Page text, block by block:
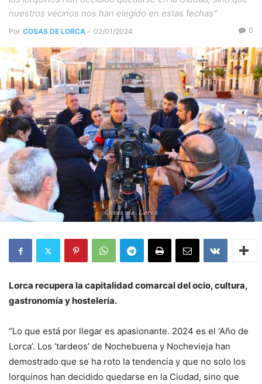
nuestros vecinos nos han elegido en estas fechas”
Por COSAS DE LORCA - 02/01/2024 0
Lorca recupera la capitalidad comarcal del ocio, cultura,
gastronomía y hostelería.
“Lo que está por llegar es apasionante. 2024 es el ‘Año de
Lorca’. Los ‘tardeos’ de Nochebuena y Nochevieja han
demostrado que se ha roto la tendencia y que no solo los
lorquinos han decidido quedarse en la Ciudad, sino que